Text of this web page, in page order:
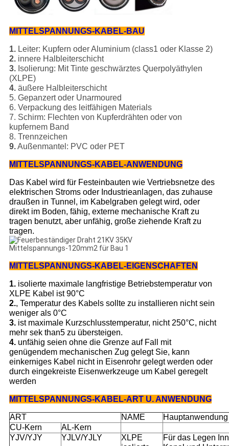
MITTELSPANNUNGS-KABEL-BAU
1.Leiter: Kupfern oder Aluminium (class1 oder Klasse 2)
2.innere Halbleiterschicht
3.Isolierung: Mit Tinte geschwärztes Querpolyäthylen
(XLPE)
4.äußere Halbleiterschicht
5. Gepanzert oder Unarmoured
6. Verpackung des leitfähigen Materials
7. Schirm: Flechten von Kupferdrähten oder von
kupfernem Band
8. Trennzeichen
9.Außenmantel: PVC oder PET
MITTELSPANNUNGS-KABEL-ANWENDUNG
Das Kabel wird für Festeinbauten wie Vertriebsnetze des
elektrischen Stroms oder Industrieanlagen, das zuhause
draußen in Tunnel, im Kabelgraben gelegt wird, oder
direkt im Boden, fähig, externe mechanische Kraft zu
tragen benutzt, aber unfähig, große ziehende Kraft zu
tragen.
MITTELSPANNUNGS-KABEL-EIGENSCHAFTEN
1. isolierte maximale langfristige Betriebstemperatur von
XLPE Kabel ist 90°C
2., Temperatur des Kabels sollte zu installieren nicht sein
weniger als 0°C
3. ist maximale Kurzschlusstemperatur, nicht 250°C, nicht
mehr sek than5 zu übersteigen.
4. unfähig seien ohne die Grenze auf Fall mit
genügendem mechanischen Zug gelegt Sie, kann
einkerniges Kabel nicht in Eisenrohr gelegt werden oder
durch eingekreiste Eisenwerkzeuge um Kabel geregelt
werden
MITTELSPANNUNGS-KABEL-ART U. ANWENDUNG
ART NAME
Hauptanwendung
CU-Kern
AL-Kern
YJV/YJY
YJLV/YJLY
XLPE
Für das Legen